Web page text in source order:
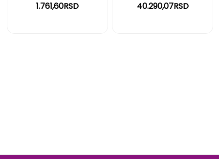
1.761,60RSD 40.290,07RSD